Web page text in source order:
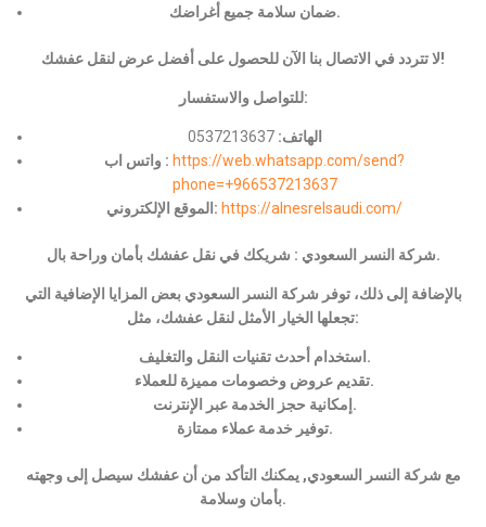
ضمان سلامة جميع أغراضك.
لا تتردد في الاتصال بنا الآن للحصول على أفضل عرض لنقل عفشك!
للتواصل والاستفسار:
الهاتف: 0537213637
واتس اب : https://web.whatsapp.com/send?
phone=+966537213637
الموقع الإلكتروني: https://alnesrelsaudi.com/
شركة النسر السعودي : شريكك في نقل عفشك بأمان وراحة بال.
بالإضافة إلى ذلك، توفر شركة النسر السعودي بعض المزايا الإضافية التي
تجعلها الخيار الأمثل لنقل عفشك، مثل:
استخدام أحدث تقنيات النقل والتغليف.
تقديم عروض وخصومات مميزة للعملاء.
إمكانية حجز الخدمة عبر الإنترنت.
توفير خدمة عملاء ممتازة.
مع شركة النسر السعودي, يمكنك التأكد من أن عفشك سيصل إلى وجهته
بأمان وسلامة.